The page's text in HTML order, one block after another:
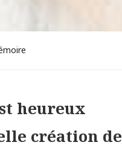
heureux
création de